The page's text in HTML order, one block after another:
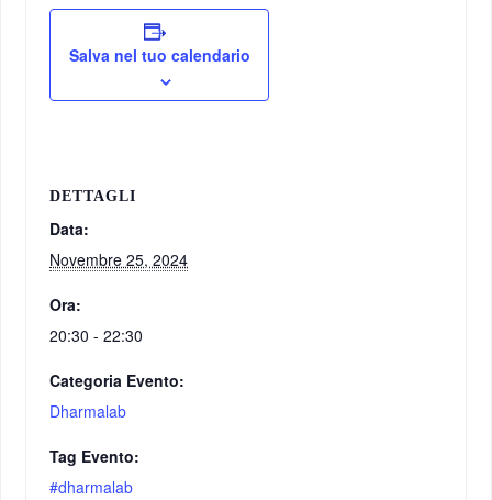
Salva nel tuo calendario
DETTAGLI
Data:
Novembre 25, 2024
Ora:
20:30 - 22:30
Categoria Evento:
Dharmalab
Tag Evento:
#dharmalab